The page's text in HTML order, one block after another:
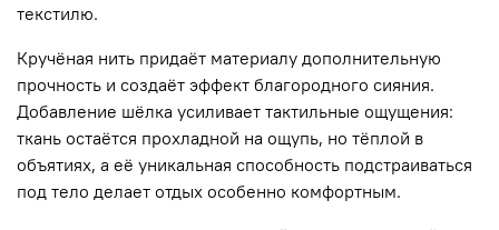
текстилю.
Кручёная нить придаёт материалу дополнительную
прочность и создаёт эффект благородного сияния.
Добавление шёлка усиливает тактильные ощущения:
ткань остаётся прохладной на ощупь, но тёплой в
объятиях, а её уникальная способность подстраиваться
под тело делает отдых особенно комфортным.